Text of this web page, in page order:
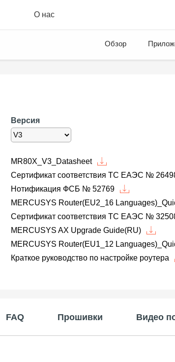
О нас
Обзор
Версия
MR80X_V3_Datasheet
Сертификат соответствия ТС ЕАЭС №
Нотификация ФСБ № 52769
MERCUSYS Router(EU2_16
Сертификат соответствия ТС ЕАЭС №
MERCUSYS AX Upgrade Guide(RU)
MERCUSYS Router(EU1_12
Краткое руководство по настройке роутера
FAQ Прошивки Видео